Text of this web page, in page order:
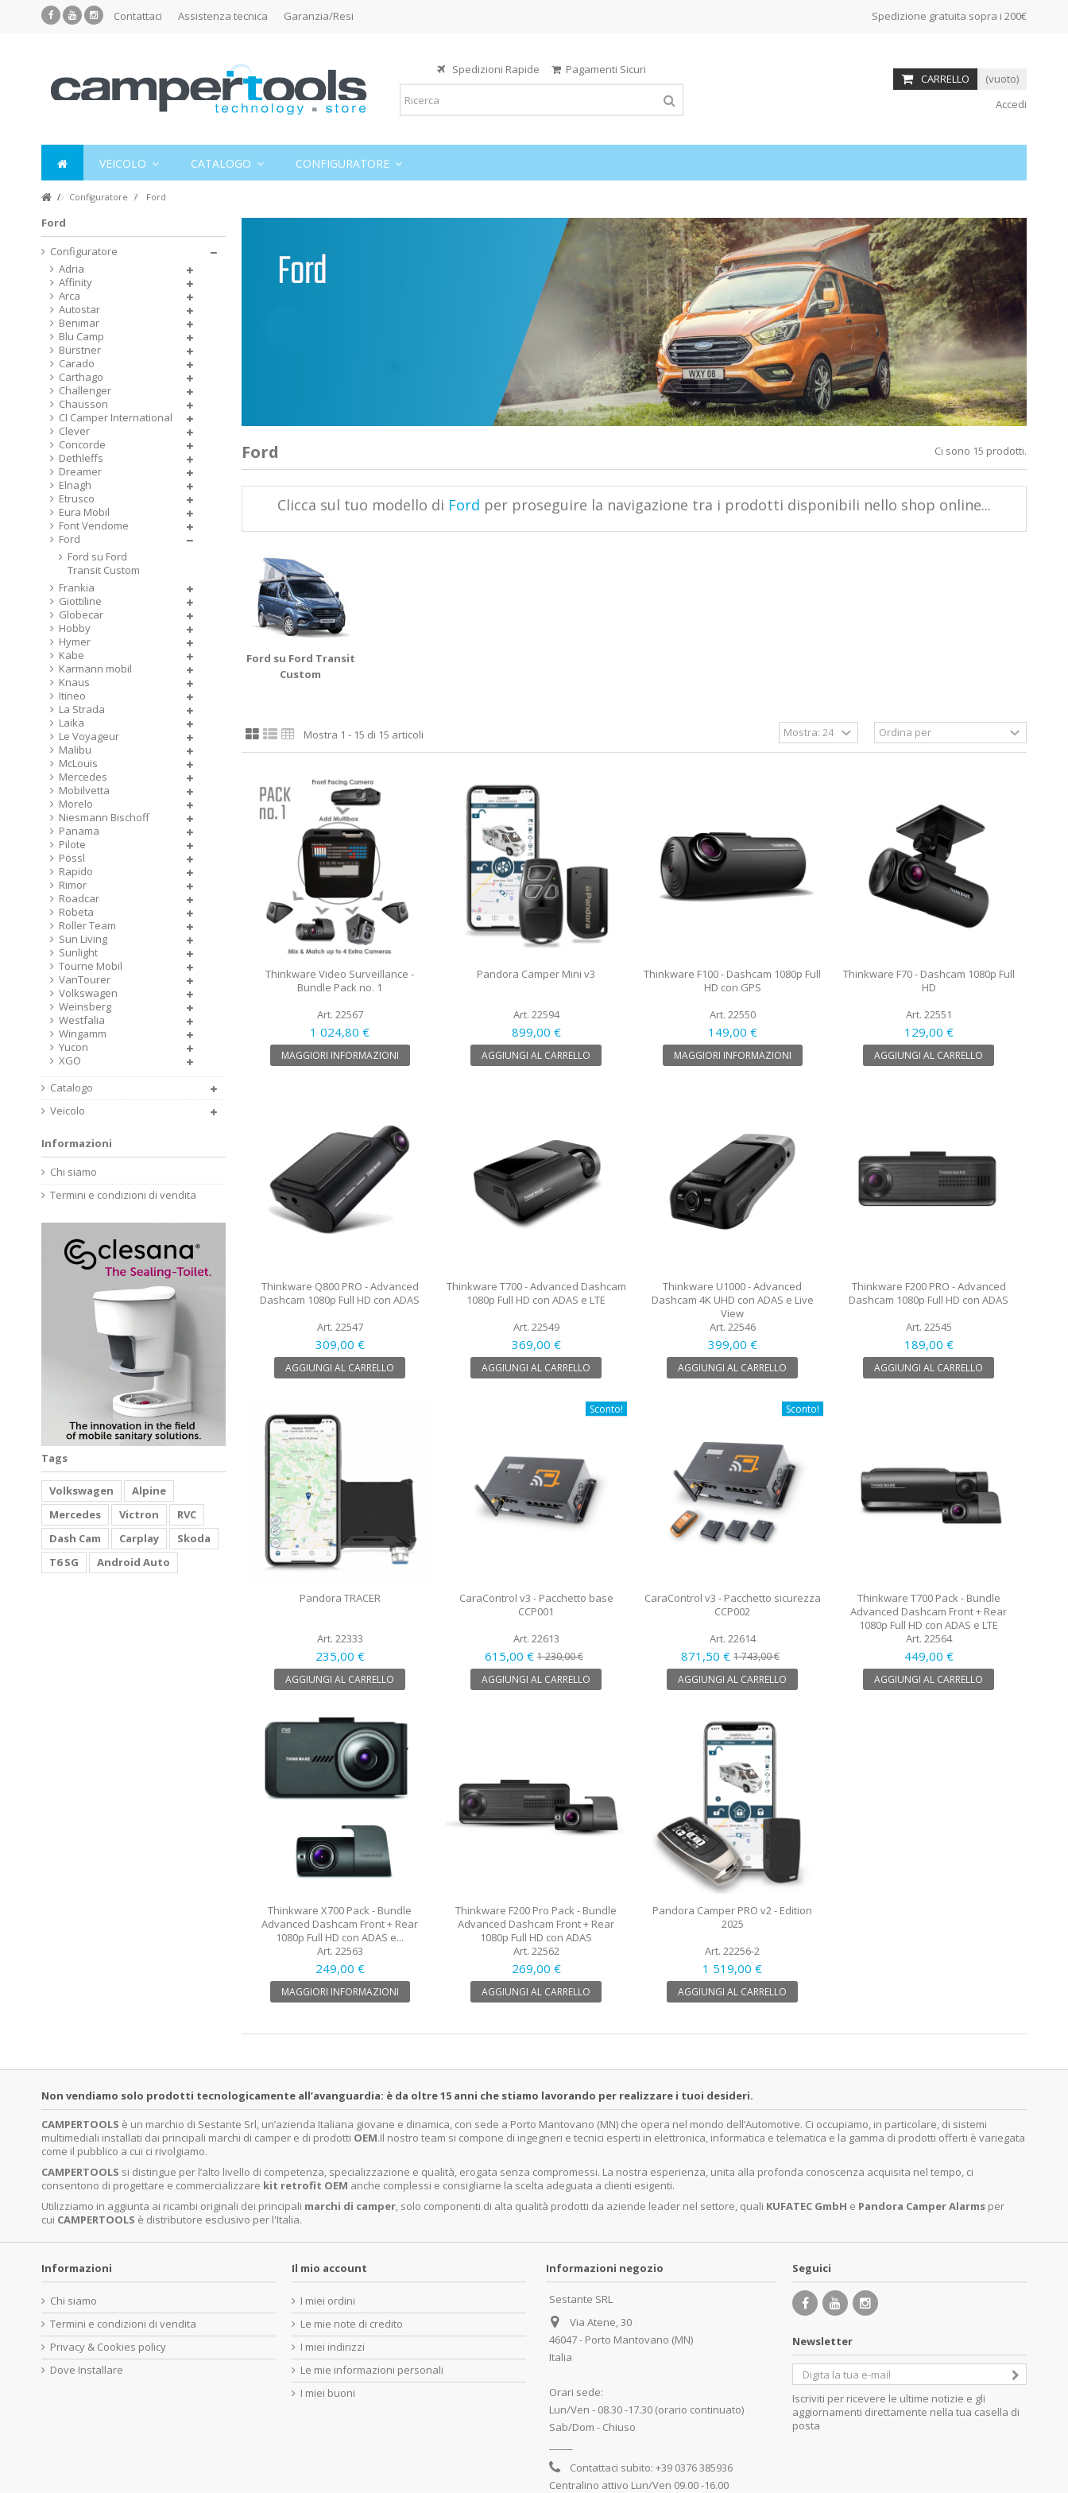
Contattaci Assistenza tecnica Garanzia/Resi Spedizione gratuita sopra i 200€
Spedizioni Rapide Pagamenti Sicuri
CARRELLO
(vuoto)
Accedi
VEICOLO CATALOGO CONFIGURATORE
Configuratore Ford
Ford Ci sono 15 prodotti.
Clicca sul tuo modello di Ford per proseguire la navigazione tra i prodotti disponibili nello shop online...
Ford su Ford Transit
Custom
Mostra 1 - 15 di 15 articoli
Thinkware Video Surveillance -
Bundle Pack no. 1
Art. 22567
1 024,80 €
MAGGIORI INFORMAZIONI
Pandora Camper Mini v3
Art. 22594
899,00 €
AGGIUNGI AL CARRELLO
Thinkware F100 - Dashcam 1080p Full
HD con GPS
Art. 22550
149,00 €
MAGGIORI INFORMAZIONI
Thinkware F70 - Dashcam 1080p Full
HD
Art. 22551
129,00 €
AGGIUNGI AL CARRELLO
Thinkware Q800 PRO - Advanced
Dashcam 1080p Full HD con ADAS
Art. 22547
309,00 €
AGGIUNGI AL CARRELLO
Thinkware T700 - Advanced Dashcam
1080p Full HD con ADAS e LTE
Art. 22549
369,00 €
AGGIUNGI AL CARRELLO
Thinkware U1000 - Advanced
Dashcam 4K UHD con ADAS e Live
View
Art. 22546
399,00 €
AGGIUNGI AL CARRELLO
Thinkware F200 PRO - Advanced
Dashcam 1080p Full HD con ADAS
Art. 22545
189,00 €
AGGIUNGI AL CARRELLO
Pandora TRACER
Art. 22333
235,00 €
AGGIUNGI AL CARRELLO
Sconto!
CaraControl v3 - Pacchetto base
CCP001
Art. 22613
615,00 € 1 230,00 €
AGGIUNGI AL CARRELLO
Sconto!
CaraControl v3 - Pacchetto sicurezza
CCP002
Art. 22614
871,50 € 1 743,00 €
AGGIUNGI AL CARRELLO
Thinkware T700 Pack - Bundle
Advanced Dashcam Front + Rear
1080p Full HD con ADAS e LTE
Art. 22564
449,00 €
AGGIUNGI AL CARRELLO
Thinkware X700 Pack - Bundle
Advanced Dashcam Front + Rear
1080p Full HD con ADAS e...
Art. 22563
249,00 €
MAGGIORI INFORMAZIONI
Thinkware F200 Pro Pack - Bundle
Advanced Dashcam Front + Rear
1080p Full HD con ADAS
Art. 22562
269,00 €
AGGIUNGI AL CARRELLO
Pandora Camper PRO v2 - Edition
2025
Art. 22256-2
1 519,00 €
AGGIUNGI AL CARRELLO
Ford
Configuratore
Adria
Affinity
Arca
Autostar
Benimar
Blu Camp
Bürstner
Carado
Carthago
Challenger
Chausson
CI Camper International
Clever
Concorde
Dethleffs
Dreamer
Elnagh
Etrusco
Eura Mobil
Font Vendome
Ford
Ford su Ford
Transit Custom
Frankia
Giottiline
Globecar
Hobby
Hymer
Kabe
Karmann mobil
Knaus
Itineo
La Strada
Laika
Le Voyageur
Malibu
McLouis
Mercedes
Mobilvetta
Morelo
Niesmann Bischoff
Panama
Pilote
Pössl
Rapido
Rimor
Roadcar
Robeta
Roller Team
Sun Living
Sunlight
Tourne Mobil
VanTourer
Volkswagen
Weinsberg
Westfalia
Wingamm
Yucon
XGO
Catalogo
Veicolo
Informazioni
Chi siamo
Termini e condizioni di vendita
Tags
Volkswagen
Alpine
Mercedes
Victron
RVC
Dash Cam
Carplay
Skoda
T6 SG
Android Auto
Non vendiamo solo prodotti tecnologicamente all’avanguardia: è da oltre 15 anni che stiamo lavorando per realizzare i tuoi desideri.
CAMPERTOOLS è un marchio di Sestante Srl, un’azienda Italiana giovane e dinamica, con sede a Porto Mantovano (MN) che opera nel mondo dell’Automotive. Ci occupiamo, in particolare, di sistemi
multimediali installati dai principali marchi di camper e di prodotti OEM.Il nostro team si compone di ingegneri e tecnici esperti in elettronica, informatica e telematica e la gamma di prodotti offerti è variegata
come il pubblico a cui ci rivolgiamo.
CAMPERTOOLS si distingue per l’alto livello di competenza, specializzazione e qualità, erogata senza compromessi. La nostra esperienza, unita alla profonda conoscenza acquisita nel tempo, ci
consentono di progettare e commercializzare kit retrofit OEM anche complessi e consigliarne la scelta adeguata a clienti esigenti.
Utilizziamo in aggiunta ai ricambi originali dei principali marchi di camper, solo componenti di alta qualità prodotti da aziende leader nel settore, quali KUFATEC GmbH e Pandora Camper Alarms per
cui CAMPERTOOLS è distributore esclusivo per l'Italia.
Informazioni
Chi siamo
Termini e condizioni di vendita
Privacy & Cookies policy
Dove Installare
Il mio account
I miei ordini
Le mie note di credito
I miei indirizzi
Le mie informazioni personali
I miei buoni
Informazioni negozio
Sestante SRL
Via Atene, 30
46047 - Porto Mantovano (MN)
Italia
Orari sede:
Lun/Ven - 08.30 -17.30 (orario continuato)
Sab/Dom - Chiuso
Contattaci subito: +39 0376 385936
Centralino attivo Lun/Ven 09.00 -16.00
Seguici
Newsletter
Iscriviti per ricevere le ultime notizie e gli
aggiornamenti direttamente nella tua casella di
posta